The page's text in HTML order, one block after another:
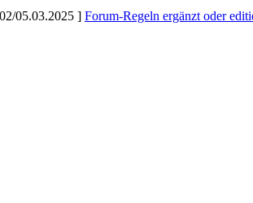
05.03.2025 ] Forum-Regeln ergänzt oder